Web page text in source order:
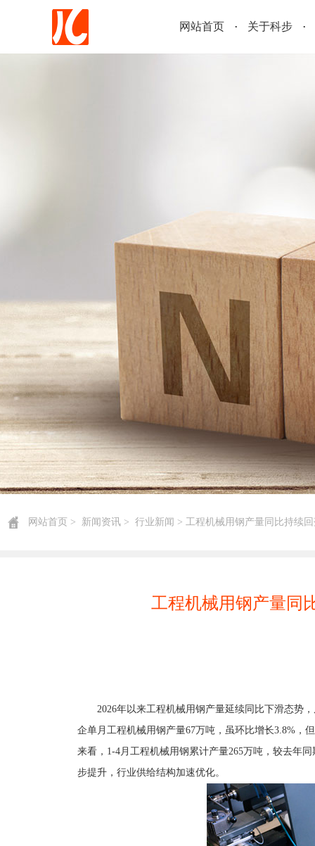
网站首页 关于科步
网站首页 > 新闻资讯 > 行业新闻 > 工程机械用钢产量同比持续
工程机械用钢产量同
2026年以来工程机械用钢产量延续同比下滑态势
企单月工程机械用钢产量67万吨，虽环比增长3.8%，
来看，1-4月工程机械用钢累计产量265万吨，较去年
步提升，行业供给结构加速优化。